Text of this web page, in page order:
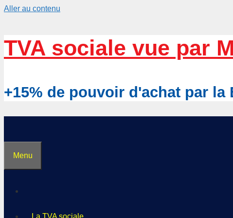
Aller au contenu
TVA sociale vue par
+15% de pouvoir d'achat par la
Menu
La TVA sociale